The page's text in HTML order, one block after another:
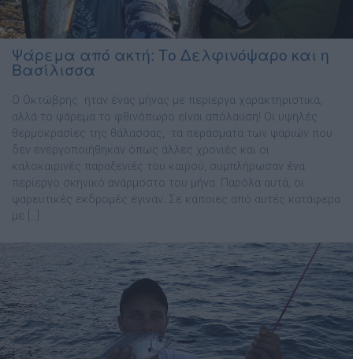
Ψάρεμα από ακτή: Το Δελφινόψαρο και η
Βασίλισσα
Ο Οκτώβρης ήταν ένας μήνας με περίεργα χαρακτηριστικά,
αλλά το ψάρεμα το φθινόπωρο είναι απόλαυση! Οι υψηλές
θερμοκρασίες της θάλασσας, τα περάσματα των ψαριών που
δεν ενεργοποιήθηκαν όπως άλλες χρονιές και οι
καλοκαιρινές παραξενιές του καιρού, συμπλήρωσαν ένα
περίεργο σκηνικό ανάρμοστο του μήνα. Παρόλα αυτά, οι
ψαρευτικές εκδρομές έγιναν. Σε κάποιες από αυτές κατάφερα
με […]